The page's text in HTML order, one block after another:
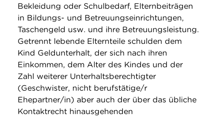
Bekleidung oder Schulbedarf, Elternbeiträgen
in Bildungs- und Betreuungseinrichtungen,
Taschengeld usw. und ihre Betreuungsleistung.
Getrennt lebende Elternteile schulden dem
Kind Geldunterhalt, der sich nach ihren
Einkommen, dem Alter des Kindes und der
Zahl weiterer Unterhaltsberechtigter
(Geschwister, nicht berufstätige/r
Ehepartner/in) aber auch der über das übliche
Kontaktrecht hinausgehenden